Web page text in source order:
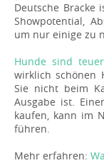
Deutsche Bracke
Showpotential,
um nur einige zu
Hunde sind teuer
wirklich schönen
Sie nicht beim
Ausgabe ist.
kaufen, kann im
führen.
Mehr erfahren: